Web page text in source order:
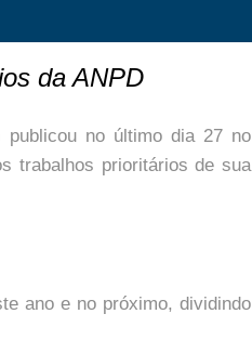
da ANPD
publicou no último dia 27 no
trabalhos prioritários de sua
ano e no próximo, dividindo